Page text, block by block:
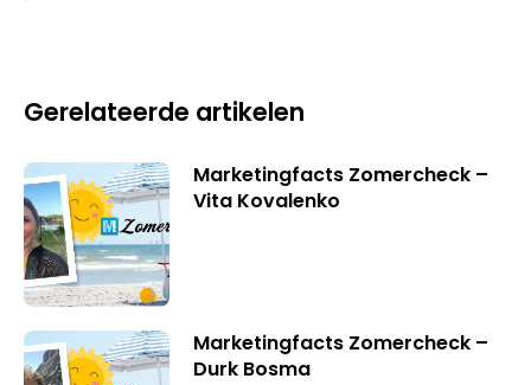
Gerelateerde artikelen
Marketingfacts Zomercheck –
Vita Kovalenko
Marketingfacts Zomercheck –
Durk Bosma